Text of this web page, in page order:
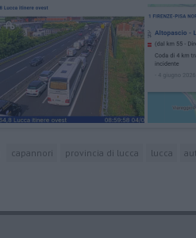
capannori provincia di lucca lucca